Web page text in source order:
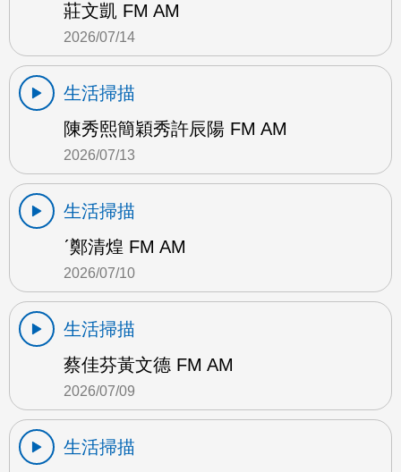
莊文凱 FM AM
2026/07/14
生活掃描
陳秀熙簡穎秀許辰陽 FM AM
2026/07/13
生活掃描
ˊ鄭清煌 FM AM
2026/07/10
生活掃描
蔡佳芬黃文德 FM AM
2026/07/09
生活掃描